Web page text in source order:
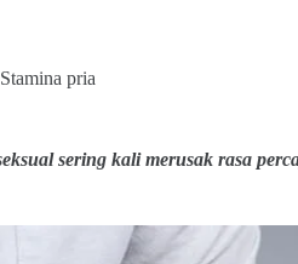
Stamina pria
sering kali merusak rasa